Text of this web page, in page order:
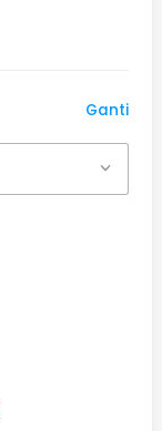
Ganti